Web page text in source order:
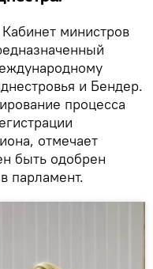
Кабинет министров
и Бендер.
процесса
отмечает
быть одобрен
парламент.